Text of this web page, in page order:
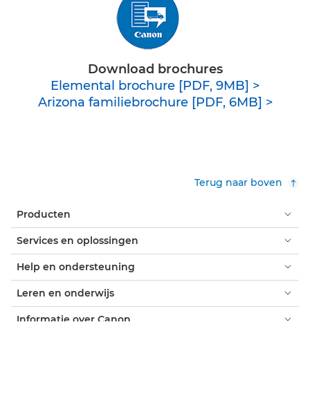
Download brochures
Elemental brochure [PDF, 9MB] >
Arizona familiebrochure [PDF, 6MB] >
Terug naar boven
Producten
Services en oplossingen
Help en ondersteuning
Leren en onderwijs
Informatie over Canon